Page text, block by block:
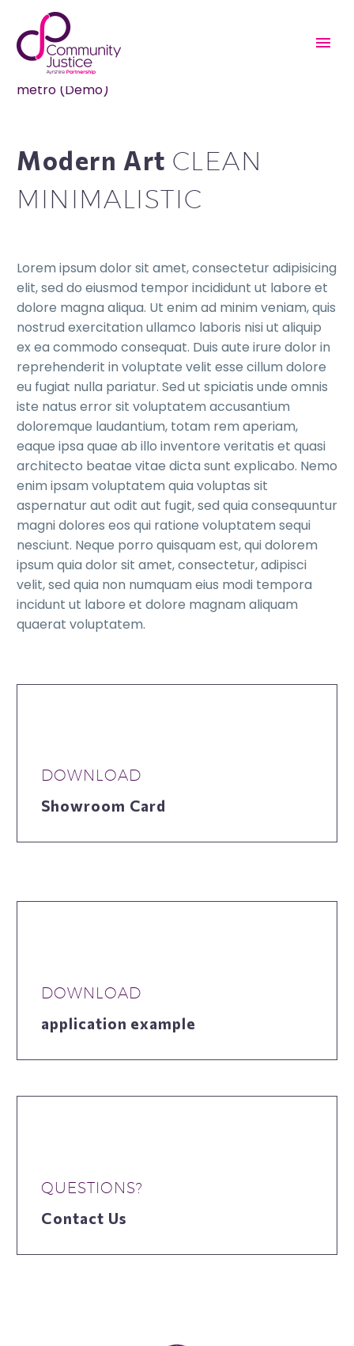
April 27, 2016
metro (Demo)
Modern Art CLEAN
MINIMALISTIC
Lorem ipsum dolor sit amet, consectetur adipisicing
elit, sed do eiusmod tempor incididunt ut labore et
dolore magna aliqua. Ut enim ad minim veniam, quis
nostrud exercitation ullamco laboris nisi ut aliquip
ex ea commodo consequat. Duis aute irure dolor in
reprehenderit in voluptate velit esse cillum dolore
eu fugiat nulla pariatur. Sed ut spiciatis unde omnis
iste natus error sit voluptatem accusantium
doloremque laudantium, totam rem aperiam,
eaque ipsa quae ab illo inventore veritatis et quasi
architecto beatae vitae dicta sunt explicabo. Nemo
enim ipsam voluptatem quia voluptas sit
aspernatur aut odit aut fugit, sed quia consequuntur
magni dolores eos qui ratione voluptatem sequi
nesciunt. Neque porro quisquam est, qui dolorem
ipsum quia dolor sit amet, consectetur, adipisci
velit, sed quia non numquam eius modi tempora
incidunt ut labore et dolore magnam aliquam
quaerat voluptatem.
DOWNLOAD
Showroom Card
DOWNLOAD
application example
QUESTIONS?
Contact Us